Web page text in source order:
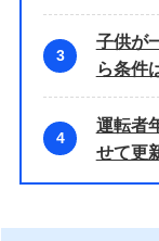
3
子供が
ら条件
4
運転者
せて更